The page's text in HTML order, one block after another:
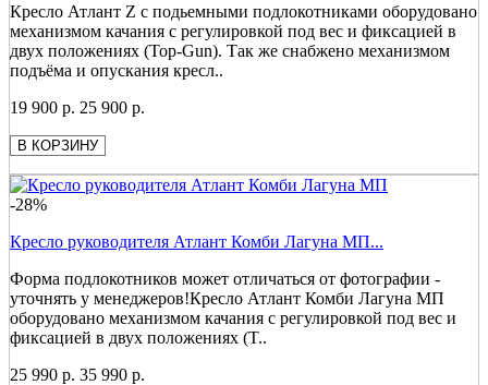
Кресло Атлант Z с подьемными подлокотниками оборудовано
механизмом качания с регулировкой под вес и фиксацией в
двух положениях (Top-Gun). Так же снабжено механизмом
подъёма и опускания кресл..
19 900 р. 25 900 р.
В КОРЗИНУ
-28%
Кресло руководителя Атлант Комби Лагуна МП...
Форма подлокотников может отличаться от фотографии -
уточнять у менеджеров!Кресло Атлант Комби Лагуна МП
оборудовано механизмом качания с регулировкой под вес и
фиксацией в двух положениях (T..
25 990 р. 35 990 р.